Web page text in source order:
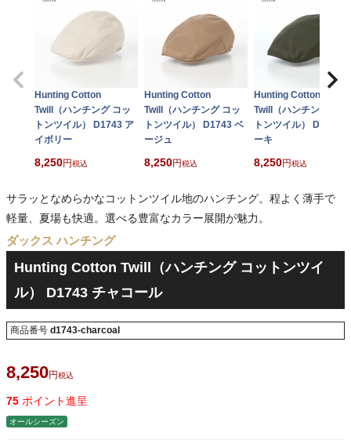
Hunting Cotton
Twill（ハンチング コッ
トンツイル） D1743 ア
イボリー
8,250 税込
Hunting Cotton
Twill（ハンチング コッ
トンツイル） D1743 ベ
ージュ
8,250 税込
Hunting Cotton
Twill（ハンチング コッ
トンツイル） D1743
ーキ
8,250 税込
サラッとなめらかなコットンツイル地のハンチング。程よく薄手で
軽量、夏場も快適。選べる豊富なカラー展開が魅力。
ダックス ハンチング
Hunting Cotton Twill（ハンチング コットンツイ
ル） D1743 チャコール
商品番号 d1743-charcoal
8,250 税込
75 ポイント進呈
オールシーズン